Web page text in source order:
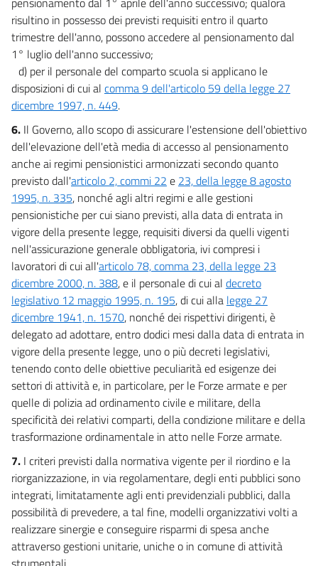
risultino in possesso dei previsti requisiti entro il quarto
trimestre dell'anno, possono accedere al pensionamento dal
1° luglio dell'anno successivo;
d) per il personale del comparto scuola si applicano le
disposizioni di cui al comma 9 dell'articolo 59 della legge 27
dicembre 1997, n. 449.
6. Il Governo, allo scopo di assicurare l'estensione dell'obiettivo
dell'elevazione dell'età media di accesso al pensionamento
anche ai regimi pensionistici armonizzati secondo quanto
previsto dall'articolo 2, commi 22 e 23, della legge 8 agosto
1995, n. 335, nonché agli altri regimi e alle gestioni
pensionistiche per cui siano previsti, alla data di entrata in
vigore della presente legge, requisiti diversi da quelli vigenti
nell'assicurazione generale obbligatoria, ivi compresi i
lavoratori di cui all'articolo 78, comma 23, della legge 23
dicembre 2000, n. 388, e il personale di cui al decreto
legislativo 12 maggio 1995, n. 195, di cui alla legge 27
dicembre 1941, n. 1570, nonché dei rispettivi dirigenti, è
delegato ad adottare, entro dodici mesi dalla data di entrata in
vigore della presente legge, uno o più decreti legislativi,
tenendo conto delle obiettive peculiarità ed esigenze dei
settori di attività e, in particolare, per le Forze armate e per
quelle di polizia ad ordinamento civile e militare, della
specificità dei relativi comparti, della condizione militare e della
trasformazione ordinamentale in atto nelle Forze armate.
7. I criteri previsti dalla normativa vigente per il riordino e la
riorganizzazione, in via regolamentare, degli enti pubblici sono
integrati, limitatamente agli enti previdenziali pubblici, dalla
possibilità di prevedere, a tal fine, modelli organizzativi volti a
realizzare sinergie e conseguire risparmi di spesa anche
attraverso gestioni unitarie, uniche o in comune di attività